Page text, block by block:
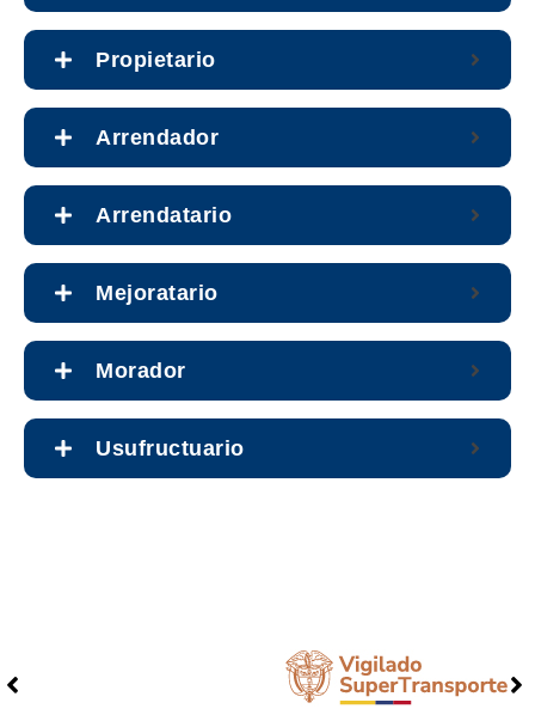
Propietario
Arrendador
Arrendatario
Mejoratario
Morador
Usufructuario